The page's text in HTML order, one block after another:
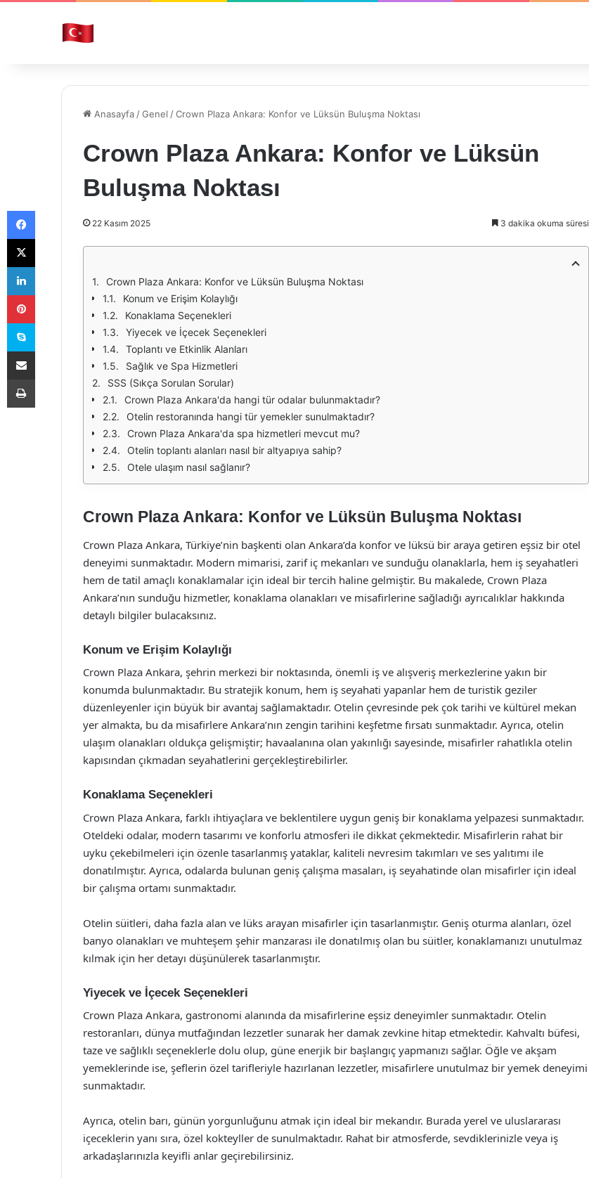
Anasayfa /Genel /Crown Plaza Ankara: Konfor ve Lüksün Buluşma Noktası
Crown Plaza Ankara: Konfor ve Lüksün
Buluşma Noktası
22 Kasım 2025 3 dakika okuma süresi
Crown Plaza Ankara: Konfor ve Lüksün Buluşma Noktası
Konum ve Erişim Kolaylığı
Konaklama Seçenekleri
Yiyecek ve İçecek Seçenekleri
Toplantı ve Etkinlik Alanları
Sağlık ve Spa Hizmetleri
SSS (Sıkça Sorulan Sorular)
Crown Plaza Ankara'da hangi tür odalar bulunmaktadır?
Otelin restoranında hangi tür yemekler sunulmaktadır?
Crown Plaza Ankara'da spa hizmetleri mevcut mu?
Otelin toplantı alanları nasıl bir altyapıya sahip?
Otele ulaşım nasıl sağlanır?
Crown Plaza Ankara: Konfor ve Lüksün Buluşma Noktası
Crown Plaza Ankara, Türkiye’nin başkenti olan Ankara’da konfor ve lüksü bir araya getiren eşsiz bir otel
deneyimi sunmaktadır. Modern mimarisi, zarif iç mekanları ve sunduğu olanaklarla, hem iş seyahatleri
hem de tatil amaçlı konaklamalar için ideal bir tercih haline gelmiştir. Bu makalede, Crown Plaza
Ankara’nın sunduğu hizmetler, konaklama olanakları ve misafirlerine sağladığı ayrıcalıklar hakkında
detaylı bilgiler bulacaksınız.
Konum ve Erişim Kolaylığı
Crown Plaza Ankara, şehrin merkezi bir noktasında, önemli iş ve alışveriş merkezlerine yakın bir
konumda bulunmaktadır. Bu stratejik konum, hem iş seyahati yapanlar hem de turistik geziler
düzenleyenler için büyük bir avantaj sağlamaktadır. Otelin çevresinde pek çok tarihi ve kültürel mekan
yer almakta, bu da misafirlere Ankara’nın zengin tarihini keşfetme fırsatı sunmaktadır. Ayrıca, otelin
ulaşım olanakları oldukça gelişmiştir; havaalanına olan yakınlığı sayesinde, misafirler rahatlıkla otelin
kapısından çıkmadan seyahatlerini gerçekleştirebilirler.
Konaklama Seçenekleri
Crown Plaza Ankara, farklı ihtiyaçlara ve beklentilere uygun geniş bir konaklama yelpazesi sunmaktadır.
Oteldeki odalar, modern tasarımı ve konforlu atmosferi ile dikkat çekmektedir. Misafirlerin rahat bir
uyku çekebilmeleri için özenle tasarlanmış yataklar, kaliteli nevresim takımları ve ses yalıtımı ile
donatılmıştır. Ayrıca, odalarda bulunan geniş çalışma masaları, iş seyahatinde olan misafirler için ideal
bir çalışma ortamı sunmaktadır.
Otelin süitleri, daha fazla alan ve lüks arayan misafirler için tasarlanmıştır. Geniş oturma alanları, özel
banyo olanakları ve muhteşem şehir manzarası ile donatılmış olan bu süitler, konaklamanızı unutulmaz
kılmak için her detayı düşünülerek tasarlanmıştır.
Yiyecek ve İçecek Seçenekleri
Crown Plaza Ankara, gastronomi alanında da misafirlerine eşsiz deneyimler sunmaktadır. Otelin
restoranları, dünya mutfağından lezzetler sunarak her damak zevkine hitap etmektedir. Kahvaltı büfesi,
taze ve sağlıklı seçeneklerle dolu olup, güne enerjik bir başlangıç yapmanızı sağlar. Öğle ve akşam
yemeklerinde ise, şeflerin özel tarifleriyle hazırlanan lezzetler, misafirlere unutulmaz bir yemek deneyimi
sunmaktadır.
Ayrıca, otelin barı, günün yorgunluğunu atmak için ideal bir mekandır. Burada yerel ve uluslararası
içeceklerin yanı sıra, özel kokteyller de sunulmaktadır. Rahat bir atmosferde, sevdiklerinizle veya iş
arkadaşlarınızla keyifli anlar geçirebilirsiniz.
Facebook
X
LinkedIn
Pinterest
Skype
E-Posta ile paylaş